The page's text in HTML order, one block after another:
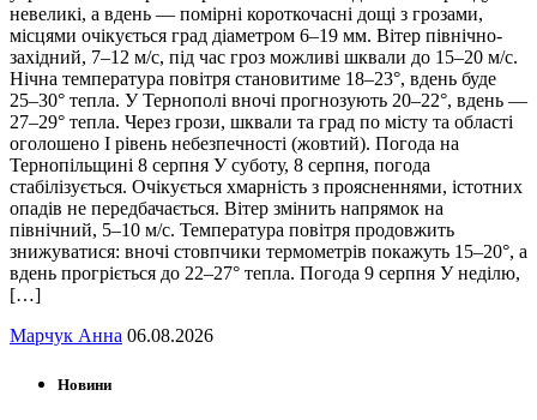
невеликі, а вдень — помірні короткочасні дощі з грозами,
місцями очікується град діаметром 6–19 мм. Вітер північно-
західний, 7–12 м/с, під час гроз можливі шквали до 15–20 м/с.
Нічна температура повітря становитиме 18–23°, вдень буде
25–30° тепла. У Тернополі вночі прогнозують 20–22°, вдень —
27–29° тепла. Через грози, шквали та град по місту та області
оголошено І рівень небезпечності (жовтий). Погода на
Тернопільщині 8 серпня У суботу, 8 серпня, погода
стабілізується. Очікується хмарність з проясненнями, істотних
опадів не передбачається. Вітер змінить напрямок на
північний, 5–10 м/с. Температура повітря продовжить
знижуватися: вночі стовпчики термометрів покажуть 15–20°, а
вдень прогріється до 22–27° тепла. Погода 9 серпня У неділю,
[…]
Марчук Анна 06.08.2026
Новини